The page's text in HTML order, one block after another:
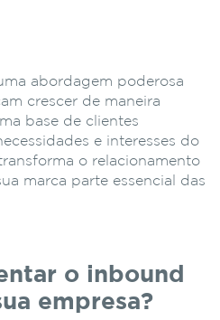
abordagem poderosa
crescer de maneira
base de clientes
e interesses do
o relacionamento
marca parte essencial das
o inbound
empresa?